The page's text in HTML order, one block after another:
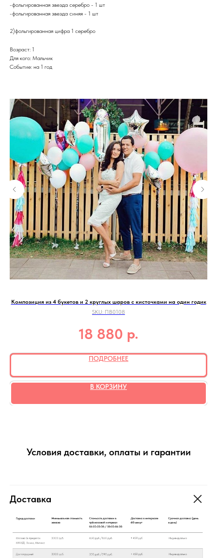
-фольгированная звезда серебро - 1 шт
-фольгированная звезда синяя - 1 шт
2)фольгированная цифра 1 серебро
Возраст: 1
Для кого: Мальчик
Событие: на 1 год
Композиция из 4 букетов и 2 круглых шаров с кисточками на один годик
SKU: ПВ0108
18 880 р.
ПОДРОБНЕЕ
В КОРЗИНУ
Условия доставки, оплаты и гарантии
Доставка